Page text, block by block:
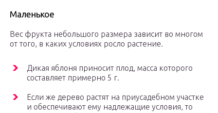
Маленькое
Вес фрукта небольшого размера зависит во многом
от того, в каких условиях росло растение.
Дикая яблоня приносит плод, масса которого
составляет примерно 5 г.
Если же дерево растят на приусадебном участке
и обеспечивают ему надлежащие условия, то